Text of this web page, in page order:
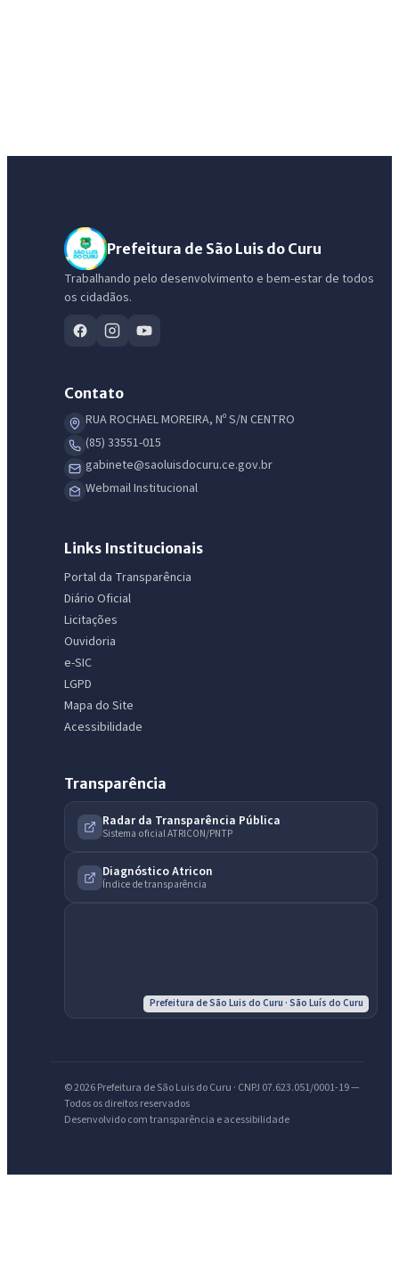
Prefeitura de São Luis do Curu
Trabalhando pelo desenvolvimento e bem-estar de todos
os cidadãos.
Contato
RUA ROCHAEL MOREIRA, Nº S/N CENTRO
(85) 33551-015
gabinete@saoluisdocuru.ce.gov.br
Webmail Institucional
Links Institucionais
Portal da Transparência
Diário Oficial
Licitações
Ouvidoria
e-SIC
LGPD
Mapa do Site
Acessibilidade
Transparência
Radar da Transparência Pública
Sistema oficial ATRICON/PNTP
Diagnóstico Atricon
Índice de transparência
Prefeitura de São Luis do Curu · São Luís do Curu
© 2026 Prefeitura de São Luis do Curu · CNPJ 07.623.051/0001-19 —
Todos os direitos reservados
Desenvolvido com transparência e acessibilidade
Olá. Pergunte sobre serviços, notícias, legislação, Diário Oficial,